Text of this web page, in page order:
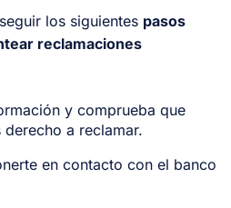
los siguientes pasos
reclamaciones
y comprueba que
a reclamar.
en contacto con el banco